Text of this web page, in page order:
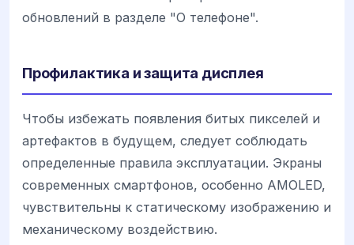
обновлений в разделе "О телефоне".
Профилактика и защита дисплея
Чтобы избежать появления битых пикселей и
артефактов в будущем, следует соблюдать
определенные правила эксплуатации. Экраны
современных смартфонов, особенно AMOLED,
чувствительны к статическому изображению и
механическому воздействию.